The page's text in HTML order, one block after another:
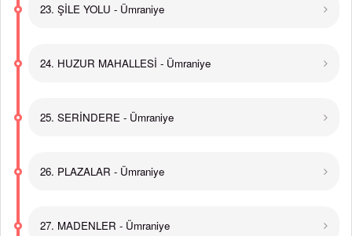
23. ŞİLE YOLU - Ümraniye
24. HUZUR MAHALLESİ - Ümraniye
25. SERİNDERE - Ümraniye
26. PLAZALAR - Ümraniye
27. MADENLER - Ümraniye